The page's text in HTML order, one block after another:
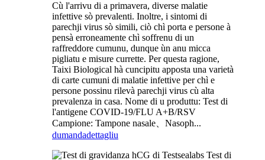
Cù l'arrivu di a primavera, diverse malatie
infettive sò prevalenti. Inoltre, i sintomi di
parechji virus sò simili, ciò chì porta e persone à
pensà erroneamente chì soffrenu di un
raffreddore cumunu, dunque ùn anu micca
pigliatu e misure currette. Per questa ragione,
Taixi Biological hà cuncipitu apposta una varietà
di carte cumuni di malatie infettive per chì e
persone possinu rilevà parechji virus cù alta
prevalenza in casa. Nome di u produttu: Test di
l'antigene COVID-19/FLU A+B/RSV
Campione: Tampone nasale、Nasoph...
dumandadettagliu